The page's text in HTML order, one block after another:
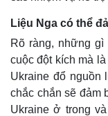
Liệu Nga có thể
Rõ ràng, những
cuộc đột kích mà
Ukraine đổ nguồn
chắc chắn sẽ đảm
Ukraine ở trong